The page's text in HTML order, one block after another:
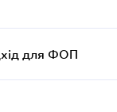
для ФОП